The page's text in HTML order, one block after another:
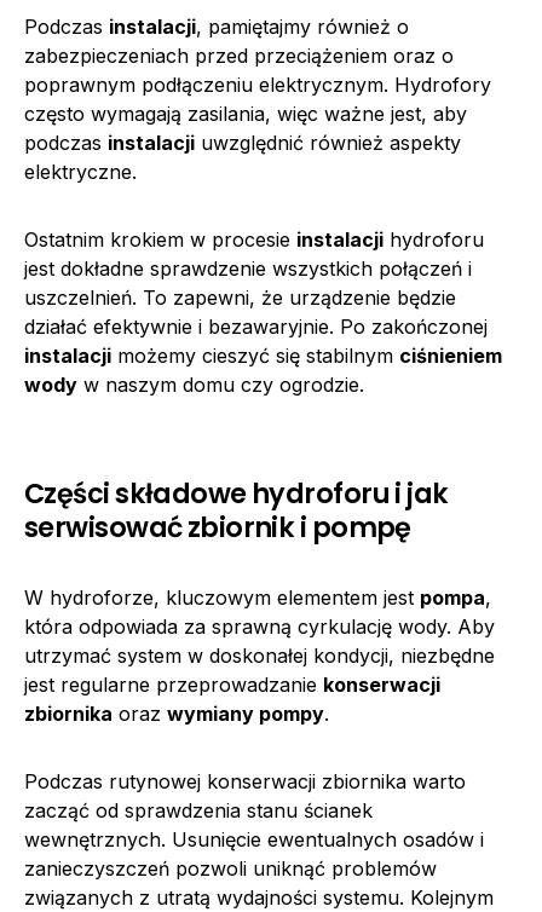
Podczas instalacji, pamiętajmy również o
zabezpieczeniach przed przeciążeniem oraz o
poprawnym podłączeniu elektrycznym. Hydrofory
często wymagają zasilania, więc ważne jest, aby
podczas instalacji uwzględnić również aspekty
elektryczne.
Ostatnim krokiem w procesie instalacji hydroforu
jest dokładne sprawdzenie wszystkich połączeń i
uszczelnień. To zapewni, że urządzenie będzie
działać efektywnie i bezawaryjnie. Po zakończonej
instalacji możemy cieszyć się stabilnym ciśnieniem
wody w naszym domu czy ogrodzie.
Części składowe hydroforu i jak
serwisować zbiornik i pompę
W hydroforze, kluczowym elementem jest pompa,
która odpowiada za sprawną cyrkulację wody. Aby
utrzymać system w doskonałej kondycji, niezbędne
jest regularne przeprowadzanie konserwacji
zbiornika oraz wymiany pompy.
Podczas rutynowej konserwacji zbiornika warto
zacząć od sprawdzenia stanu ścianek
wewnętrznych. Usunięcie ewentualnych osadów i
zanieczyszczeń pozwoli uniknąć problemów
związanych z utratą wydajności systemu. Kolejnym